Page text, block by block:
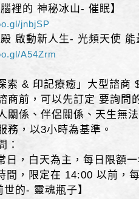
腦裡的 神秘冰山- 催眠】
jnbjSP
殿 啟動新人生- 光頻天使
A54Zrm
索 & 印記療癒」大型諮商
商前，可以先訂定 要詢問
關係、伴侶關係、天生無
務，以3小時為基準。
：
日，白天為主，每日限額
間，限定在 14:00 以前，
世的- 靈魂瓶子】